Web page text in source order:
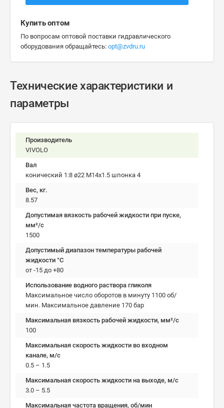
Купить оптом
По вопросам оптовой поставки гидравлического
оборудования обращайтесь: opt@zvdru.ru
Технические характеристики и
параметры
Производитель
VIVOLO
Вал
конический 1:8 ø22 M14x1.5 шпонка 4
Вес, кг.
8.57
Допустимая вязкость рабочей жидкости при пуске,
мм²/c
1500
Допустимый диапазон температуры рабочей
жидкости °C
от -15 до +80
Использование водного раствора гликоля
Максимальное число оборотов в минуту 1100 об/
мин. Максимальное давление 170 бар
Максимальная вязкость рабочей жидкости, мм²/c
100
Максимальная скорость жидкости во входном
канале, м/с
0.5 – 1.5
Максимальная скорость жидкости на выходе, м/с
3.0 – 5.5
Максимальная частота вращения, об/мин